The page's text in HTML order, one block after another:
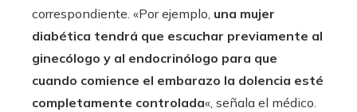
correspondiente. «Por ejemplo, una mujer
diabética tendrá que escuchar previamente al
ginecólogo y al endocrinólogo para que
cuando comience el embarazo la dolencia esté
completamente controlada«, señala el médico.